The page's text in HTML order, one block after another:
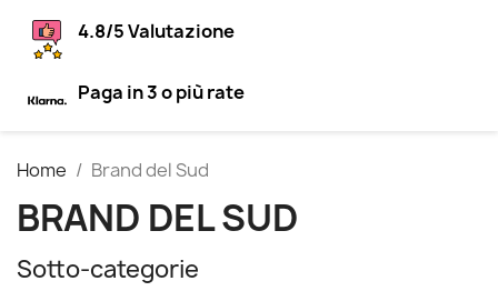
4.8/5 Valutazione
Paga in 3 o più rate
Home Brand del Sud
BRAND DEL SUD
Sotto-categorie